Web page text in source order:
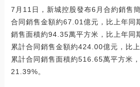
7月11日，新城控股發布6月合約銷售
合同銷售金額約67.01億元，比上年同
銷售面積約94.35萬平方米，比上年同
累計合同銷售金額約424.00億元，比
累計合同銷售面積約516.65萬平方米
21.39%。